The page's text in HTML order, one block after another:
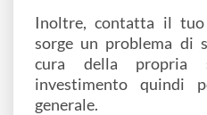
Inoltre, contatta il tuo
sorge un problema di
cura della propria
investimento quindi
generale.